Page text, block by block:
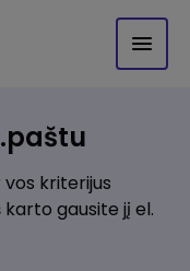
kriterijus
gausite jį el.